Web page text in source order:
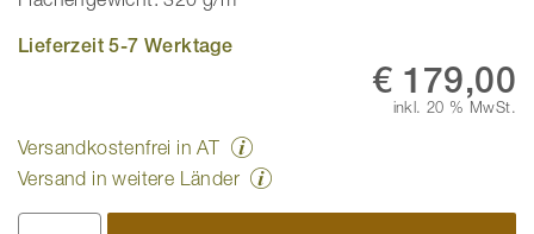
Lieferzeit 5-7 Werktage
€ 179,00
inkl. 20 % MwSt.
Versandkostenfrei in AT
Versand in weitere Länder